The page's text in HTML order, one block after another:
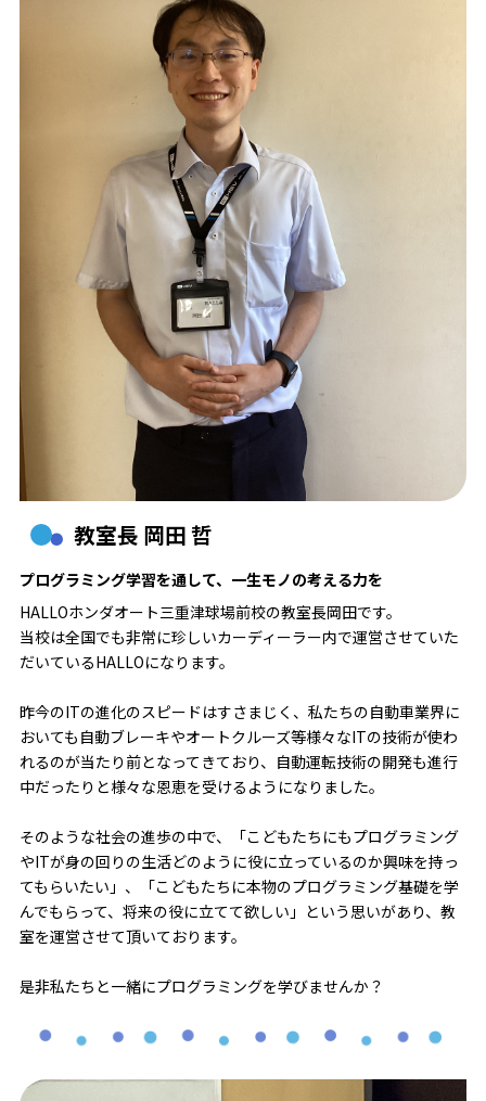
教室長 岡田 哲
プログラミング学習を通して、一生モノの考える力を
HALLOホンダオート三重津球場前校の教室長岡田です。
当校は全国でも非常に珍しいカーディーラー内で運営させていた
だいているHALLOになります。
昨今のITの進化のスピードはすさまじく、私たちの自動車業界に
おいても自動ブレーキやオートクルーズ等様々なITの技術が使わ
れるのが当たり前となってきており、自動運転技術の開発も進行
中だったりと様々な恩恵を受けるようになりました。
そのような社会の進歩の中で、「こどもたちにもプログラミング
やITが身の回りの生活どのように役に立っているのか興味を持っ
てもらいたい」、「こどもたちに本物のプログラミング基礎を学
んでもらって、将来の役に立てて欲しい」という思いがあり、教
室を運営させて頂いております。
是非私たちと一緒にプログラミングを学びませんか？